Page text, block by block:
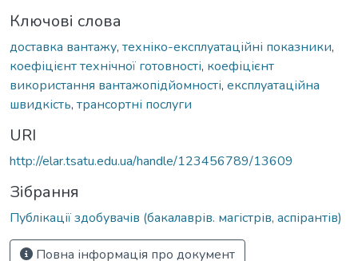
Ключові слова
доставка вантажу, техніко-експлуатаційні показники,
коефіцієнт технічної готовності, коефіцієнт
використання вантажопідйомності, експлуатаційна
швидкість, трансортні послуги
URI
http://elar.tsatu.edu.ua/handle/123456789/13609
Зібрання
Публікації здобувачів (бакалаврів. магістрів, аспірантів)
Повна інформація про документ